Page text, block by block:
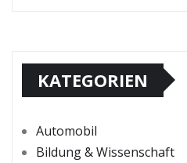
KATEGORIEN
Automobil
Bildung & Wissenschaft